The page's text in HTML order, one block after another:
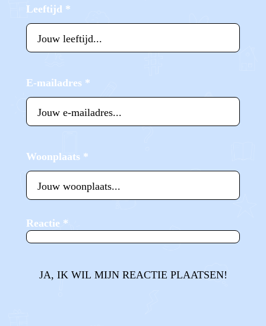
Leeftijd *
E-mailadres *
Woonplaats *
Reactie *
JA, IK WIL MIJN REACTIE PLAATSEN!